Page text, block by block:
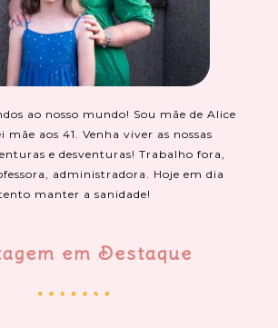
ao nosso mundo! Sou mãe de Alice
mãe aos 41. Venha viver as nossas
e desventuras! Trabalho fora,
administradora. Hoje em dia
manter a sanidade!
em Destaque